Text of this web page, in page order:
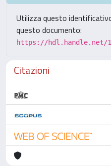
Utilizza questo
questo documento:
https://hdl.handle.net/
Citazioni